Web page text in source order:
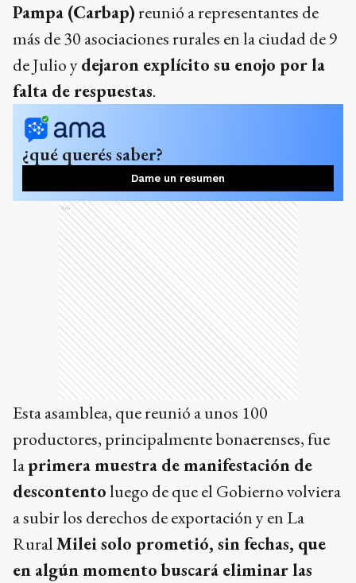
Pampa (Carbap)reunió a representantes de
más de 30 asociaciones rurales en la ciudad de 9
de Julio ydejaron explícito su enojo por la
falta de respuestas.
¿qué querés saber?
Dame un resumen
Ads
Esta asamblea, que reunió a unos 100
productores, principalmente bonaerenses, fue
laprimera muestra de manifestación de
descontentoluego de que el Gobierno volviera
a subir los derechos de exportación y en La
RuralMilei solo prometió, sin fechas, que
en algún momento buscará eliminar las